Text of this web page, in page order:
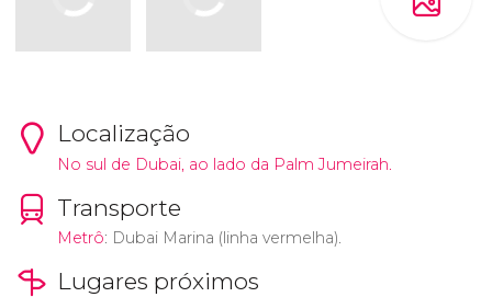
Localização
No sul de Dubai, ao lado da Palm Jumeirah.
Transporte
Metrô: Dubai Marina (linha vermelha).
Lugares próximos